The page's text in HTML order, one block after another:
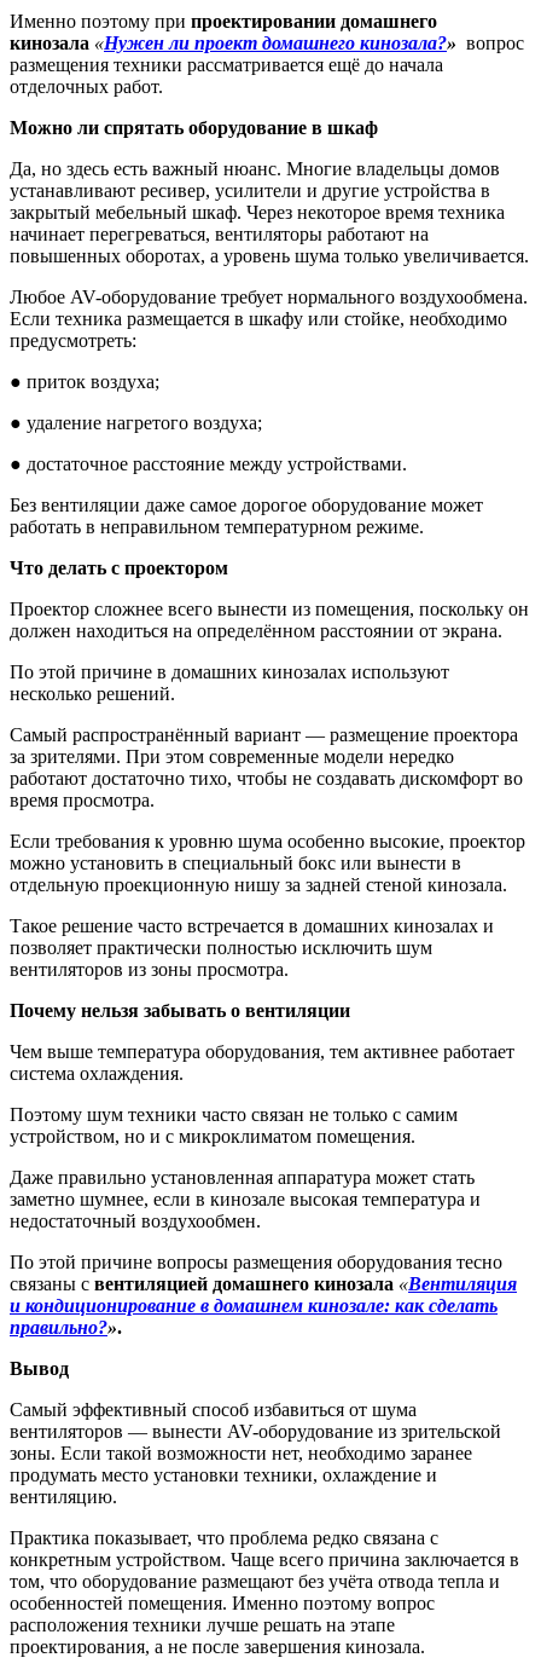
Именно поэтому при проектировании домашнего
кинозала «Нужен ли проект домашнего кинозала?» вопрос
размещения техники рассматривается ещё до начала
отделочных работ.
Можно ли спрятать оборудование в шкаф
Да, но здесь есть важный нюанс. Многие владельцы домов
устанавливают ресивер, усилители и другие устройства в
закрытый мебельный шкаф. Через некоторое время техника
начинает перегреваться, вентиляторы работают на
повышенных оборотах, а уровень шума только увеличивается.
Любое AV-оборудование требует нормального воздухообмена.
Если техника размещается в шкафу или стойке, необходимо
предусмотреть:
● приток воздуха;
● удаление нагретого воздуха;
● достаточное расстояние между устройствами.
Без вентиляции даже самое дорогое оборудование может
работать в неправильном температурном режиме.
Что делать с проектором
Проектор сложнее всего вынести из помещения, поскольку он
должен находиться на определённом расстоянии от экрана.
По этой причине в домашних кинозалах используют
несколько решений.
Самый распространённый вариант — размещение проектора
за зрителями. При этом современные модели нередко
работают достаточно тихо, чтобы не создавать дискомфорт во
время просмотра.
Если требования к уровню шума особенно высокие, проектор
можно установить в специальный бокс или вынести в
отдельную проекционную нишу за задней стеной кинозала.
Такое решение часто встречается в домашних кинозалах и
позволяет практически полностью исключить шум
вентиляторов из зоны просмотра.
Почему нельзя забывать о вентиляции
Чем выше температура оборудования, тем активнее работает
система охлаждения.
Поэтому шум техники часто связан не только с самим
устройством, но и с микроклиматом помещения.
Даже правильно установленная аппаратура может стать
заметно шумнее, если в кинозале высокая температура и
недостаточный воздухообмен.
По этой причине вопросы размещения оборудования тесно
связаны с вентиляцией домашнего кинозала «Вентиляция
и кондиционирование в домашнем кинозале: как сделать
правильно?».
Вывод
Самый эффективный способ избавиться от шума
вентиляторов — вынести AV-оборудование из зрительской
зоны. Если такой возможности нет, необходимо заранее
продумать место установки техники, охлаждение и
вентиляцию.
Практика показывает, что проблема редко связана с
конкретным устройством. Чаще всего причина заключается в
том, что оборудование размещают без учёта отвода тепла и
особенностей помещения. Именно поэтому вопрос
расположения техники лучше решать на этапе
проектирования, а не после завершения кинозала.